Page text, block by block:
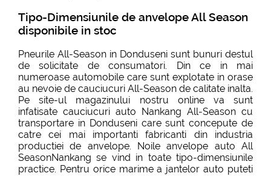
Tipo-Dimensiunile de anvelope All Season
disponibile in stoc
Pneurile All-Season in Donduseni sunt bunuri destul
de solicitate de consumatori. Din ce in mai
numeroase automobile care sunt explotate in orase
au nevoie de cauciucuri All-Season de calitate inalta.
Pe site-ul magazinului nostru online va sunt
infatisate cauciucuri auto Nankang All-Season cu
transportare in Donduseni care sunt concepute de
catre cei mai importanti fabricanti din industria
productiei de anvelope. Noile anvelope auto All
SeasonNankang se vind in toate tipo-dimensiunile
practice. Pentru orice marime a jantelor auto puteti